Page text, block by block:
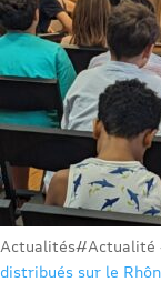
Actualités#Actualité
distribués sur le